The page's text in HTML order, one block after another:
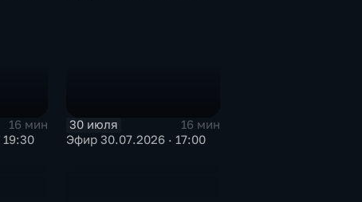
16 мин
30 июля
16 мин
Эфир 30.07.2026 · 17:00